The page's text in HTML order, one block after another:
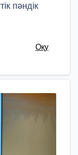
пәндік
Оқу